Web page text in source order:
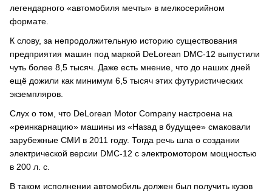
легендарного «автомобиля мечты» в мелкосерийном
формате.
К слову, за непродолжительную историю существования
предприятия машин под маркой DeLorean DMC-12 выпустили
чуть более 8,5 тысяч. Даже есть мнение, что до наших дней
ещё дожили как минимум 6,5 тысяч этих футуристических
экземпляров.
Слух о том, что DeLorean Motor Company настроена на
«реинкарнацию» машины из «Назад в будущее» смаковали
зарубежные СМИ в 2011 году. Тогда речь шла о создании
электрической версии DMC-12 с электромотором мощностью
в 200 л. с.
В таком исполнении автомобиль должен был получить кузов